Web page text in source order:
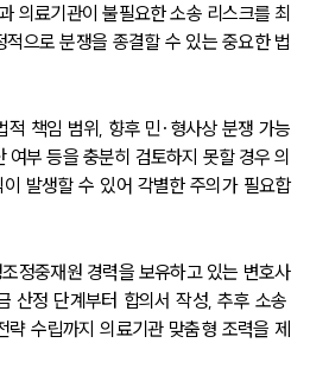
의료기관이 불필요한 소송 리스크를 최
으로 분쟁을 종결할 수 있는 중요한 법
적 책임 범위, 향후 민·형사상 분쟁 가능
여부 등을 충분히 검토하지 못할 경우 의
발생할 수 있어 각별한 주의가 필요합
정중재원 경력을 보유하고 있는 변호사
산정 단계부터 합의서 작성, 추후 소송
략 수립까지 의료기관 맞춤형 조력을 제